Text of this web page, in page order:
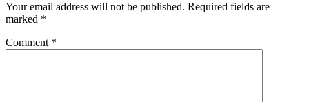
Your email address will not be published. Required fields are
marked *
Comment *